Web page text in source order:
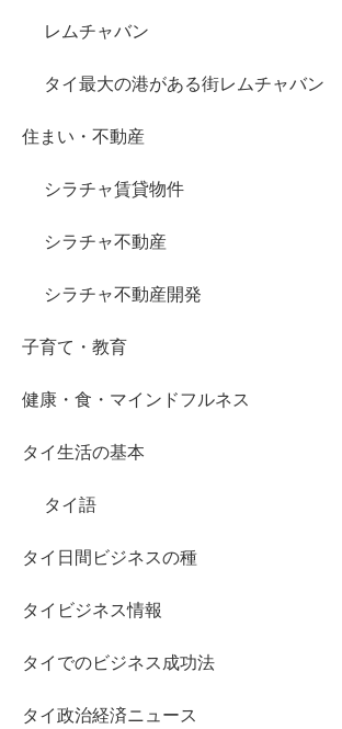
レムチャバン
タイ最大の港がある街レムチャバン
住まい・不動産
シラチャ賃貸物件
シラチャ不動産
シラチャ不動産開発
子育て・教育
健康・食・マインドフルネス
タイ生活の基本
タイ語
タイ日間ビジネスの種
タイビジネス情報
タイでのビジネス成功法
タイ政治経済ニュース